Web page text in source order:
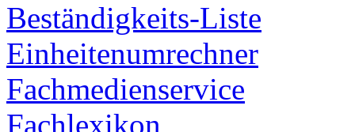
Beständigkeits-Liste
Einheitenumrechner
Fachmedienservice
Fachlexikon